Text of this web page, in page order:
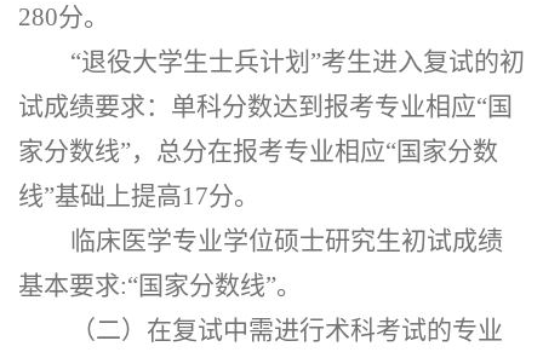
280分。
“退役大学生士兵计划”考生进入复试的初
试成绩要求：单科分数达到报考专业相应“国
家分数线”，总分在报考专业相应“国家分数
线”基础上提高17分。
临床医学专业学位硕士研究生初试成绩
基本要求:“国家分数线”。
（二）在复试中需进行术科考试的专业